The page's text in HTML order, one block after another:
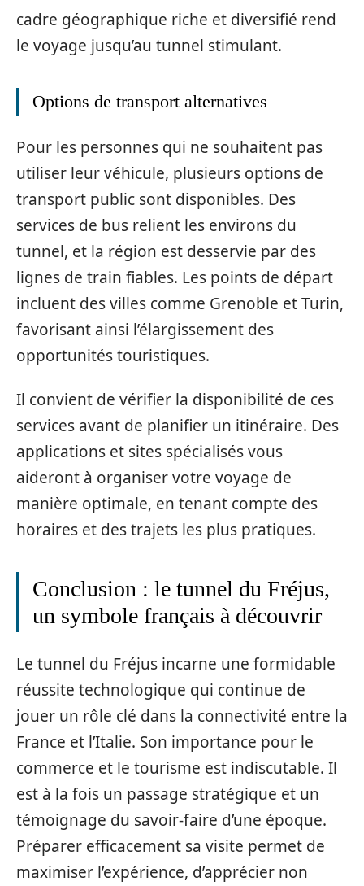
cadre géographique riche et diversifié rend
le voyage jusqu’au tunnel stimulant.
Options de transport alternatives
Pour les personnes qui ne souhaitent pas
utiliser leur véhicule, plusieurs options de
transport public sont disponibles. Des
services de bus relient les environs du
tunnel, et la région est desservie par des
lignes de train fiables. Les points de départ
incluent des villes comme Grenoble et Turin,
favorisant ainsi l’élargissement des
opportunités touristiques.
Il convient de vérifier la disponibilité de ces
services avant de planifier un itinéraire. Des
applications et sites spécialisés vous
aideront à organiser votre voyage de
manière optimale, en tenant compte des
horaires et des trajets les plus pratiques.
Conclusion : le tunnel du Fréjus,
un symbole français à découvrir
Le tunnel du Fréjus incarne une formidable
réussite technologique qui continue de
jouer un rôle clé dans la connectivité entre la
France et l’Italie. Son importance pour le
commerce et le tourisme est indiscutable. Il
est à la fois un passage stratégique et un
témoignage du savoir-faire d’une époque.
Préparer efficacement sa visite permet de
maximiser l’expérience, d’apprécier non